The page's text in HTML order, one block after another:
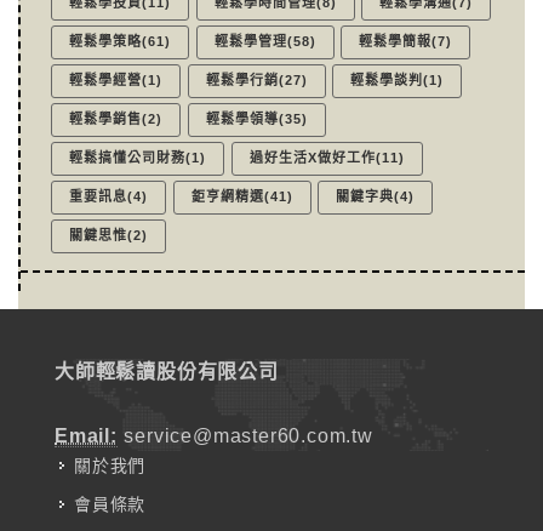
輕鬆學策略(61) 輕鬆學管理(58) 輕鬆學簡報(7)
輕鬆學經營(1) 輕鬆學行銷(27) 輕鬆學談判(1)
輕鬆學銷售(2) 輕鬆學領導(35)
輕鬆搞懂公司財務(1) 過好生活X做好工作(11)
重要訊息(4) 鉅亨網精選(41) 關鍵字典(4)
關鍵思惟(2)
大師輕鬆讀股份有限公司
Email: service@master60.com.tw
關於我們
會員條款